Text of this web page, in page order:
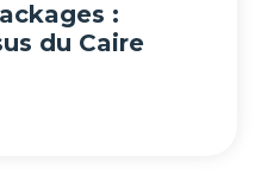
:
du Caire